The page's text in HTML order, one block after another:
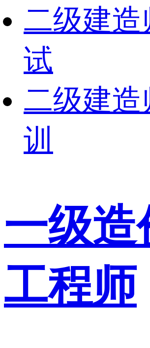
二级建造
试
二级建造
训
一级造
工程师